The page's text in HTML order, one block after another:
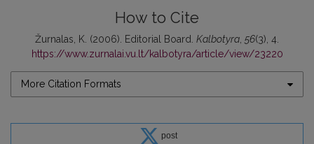
How to Cite
Žurnalas, K. (2006). Editorial Board. Kalbotyra 56(3), 4.
https://www.zurnalai.vu.lt/kalbotyra/article/view/23220
More Citation Formats
post